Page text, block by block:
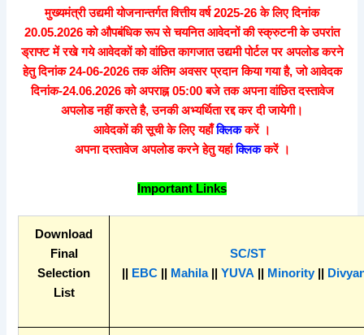
मुख्यमंत्री उद्यमी योजनान्तर्गत वित्तीय वर्ष 2025-26 के लिए दिनांक
20.05.2026 को औपबंधिक रूप से चयनित आवेदनों की स्क्रुटनी के उपरांत
ड्राफ्ट में रखे गये आवेदकों को वांछित कागजात उद्यमी पोर्टल पर अपलोड करने
हेतु दिनांक 24-06-2026 तक अंतिम अवसर प्रदान किया गया है, जो आवेदक
दिनांक-24.06.2026 को अपराह्न 05:00 बजे तक अपना वांछित दस्तावेज
अपलोड नहीं करते है, उनकी अभ्यर्थिता रद्द कर दी जायेगी।
आवेदकों की सूची के लिए यहाँक्लिककरें ।
अपना दस्तावेज अपलोड करने हेतु यहांक्लिक करें ।
Important Links
Download
Final
Selection
List
SC/ST
EBC Mahila||YUVA Minority||